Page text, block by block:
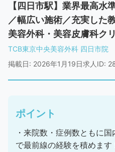
【四日市駅】業界最高水
／幅広い施術／充実した
美容外科・美容皮膚科ク
TCB東京中央美容外科 四日市院
掲載日: 2026年1月19日求人ID:
ポイント
・来院数・症例数ともに
で最前線の経験を積めます